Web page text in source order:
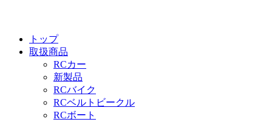
トップ
取扱商品
RCカー
新製品
RCバイク
RCベルトビークル
RCボート